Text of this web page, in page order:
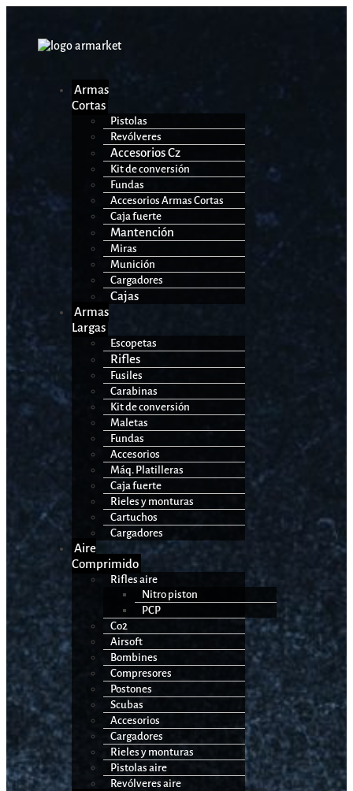
Armas
Cortas
Pistolas
Revólveres
Accesorios Cz
Kit de conversión
Fundas
Accesorios Armas Cortas
Caja fuerte
Mantención
Miras
Munición
Cargadores
Cajas
Armas
Largas
Escopetas
Rifles
Fusiles
Carabinas
Kit de conversión
Maletas
Fundas
Accesorios
Máq. Platilleras
Caja fuerte
Rieles y monturas
Cartuchos
Cargadores
Aire
Comprimido
Rifles aire
Nitro piston
PCP
Co2
Airsoft
Bombines
Compresores
Postones
Scubas
Accesorios
Cargadores
Rieles y monturas
Pistolas aire
Revólveres aire